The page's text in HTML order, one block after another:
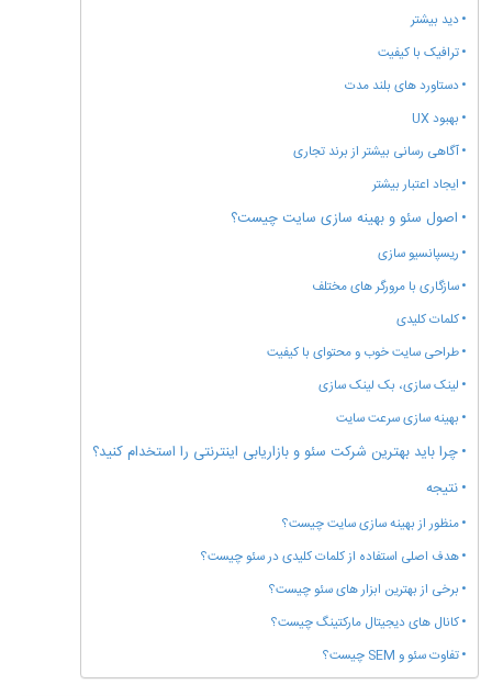
دید بیشتر
ترافیک با کیفیت
دستاورد های بلند مدت
بهبود UX
آگاهی رسانی بیشتر از برند تجاری
ایجاد اعتبار بیشتر
اصول سئو و بهینه سازی سایت چیست؟
ریسپانسیو سازی
سازگاری با مرورگر های مختلف
کلمات کلیدی
طراحی سایت خوب و محتوای با کیفیت
لینک سازی، بک لینک سازی
بهینه سازی سرعت سایت
چرا باید بهترین شرکت سئو و بازاریابی اینترنتی را استخدام کنید؟
نتیجه
منظور از بهینه سازی سایت چیست؟
هدف اصلی استفاده از کلمات کلیدی در سئو چیست؟
برخی از بهترین ابزار های سئو چیست؟
کانال های دیجیتال مارکتینگ چیست؟
تفاوت سئو و SEM چیست؟